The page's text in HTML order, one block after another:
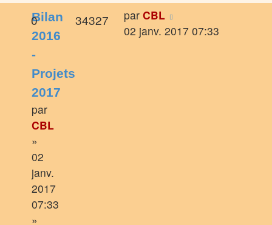
Bilan
2016
-
Projets
2017
par
CBL
»
02
janv.
2017
07:33
»
0 34327 par CBL
02 janv. 2017 07:33